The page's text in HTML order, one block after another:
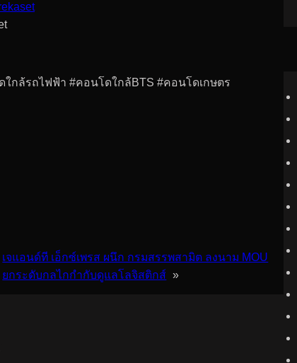
ใกล้รถไฟฟ้า #คอนโดใกล้BTS #คอนโดเกษตร
เจแอนด์ที เอ็กซ์เพรส ผนึก กรมสรรพสามิต ลงนาม MOU
ยกระดับกลไกกำกับดูแลโลจิสติกส์ »